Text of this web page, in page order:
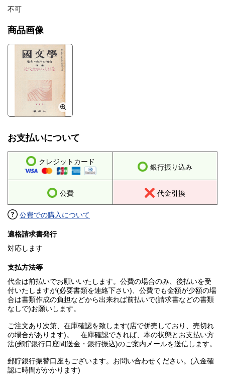
不可
商品画像
お支払いについて
クレジットカード
銀行振り込み
公費 代金引換
公費での購入について
適格請求書発行
対応します
支払方法等
代金は前払いでお願いいたします。公費の場合のみ、後払いを受
付いたしますが(必要書類を連絡下さい)、公費でも金額が少額の場
合は書類作成の負担などから出来れば前払いで(請求書などの書類
なしで)お願いします。
ご注文あり次第、在庫確認を致します(店で併売しており、売切れ
の場合があります)。 在庫確認できれば、本の状態とお支払い方
法(郵貯銀行口座間送金・銀行振込)のご案内メールを送信します。
郵貯銀行振替口座もございます。お問い合わせください。(入金確
認に時間がかかります)